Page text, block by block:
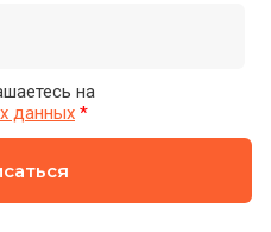
на
данных *